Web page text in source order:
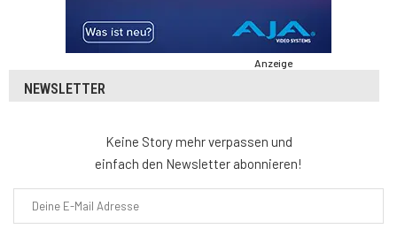
Anzeige
NEWSLETTER
Keine Story mehr verpassen und
einfach den Newsletter abonnieren!